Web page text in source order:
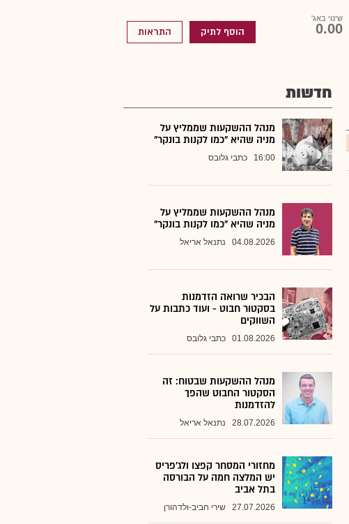
שינוי באג'
0.00 הוסף לתיק התראות
חדשות
מנהל ההשקעות שממליץ על
מניה שהיא "כמו לקנות בונקר"
16:00 כתבי גלובס
מנהל ההשקעות שממליץ על
מניה שהיא "כמו לקנות בונקר"
04.08.2026 נתנאל אריאל
הבכיר שרואה הזדמנות
בסקטור חבוט - ועוד כתבות על
השווקים
01.08.2026 כתבי גלובס
מנהל ההשקעות שבטוח: זה
הסקטור החבוט שהפך
להזדמנות
28.07.2026 נתנאל אריאל
מחזורי המסחר קפצו ולג'פריס
יש המלצה חמה על הבורסה
בתל אביב
27.07.2026 שירי חביב-ולדהורן